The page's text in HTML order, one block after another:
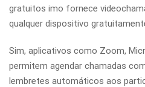
gratuitos imo fornece
qualquer dispositivo
Sim, aplicativos como Zoom,
permitem agendar chamadas
lembretes automáticos aos